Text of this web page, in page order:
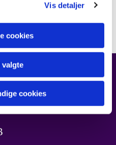
Vis detaljer
cookies
valgte
cookies